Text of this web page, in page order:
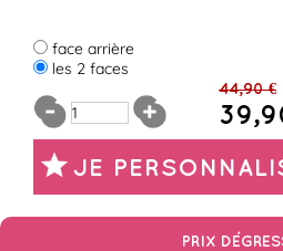
face arrière
les 2 faces
44,90 €
JE
PRIX